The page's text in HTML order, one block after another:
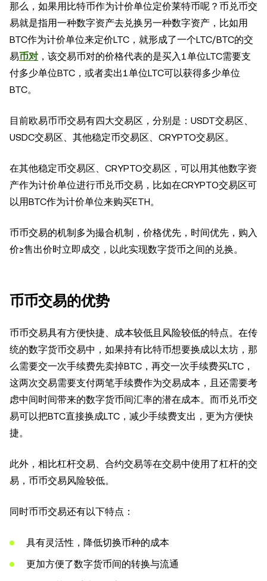
那么，如果用比特币作为计价单位定价莱特币呢？币兑币交
易就是指用一种数字资产去兑换另一种数字资产，比如用
BTC作为计价单位来定价LTC，就形成了一个LTC/BTC的交
易币对 ，该交易币对的价格代表的是买入1单位LTC需要支
付多少单位BTC，或者卖出1单位LTC可以获得多少单位
BTC。
目前欧易币币交易有四大交易区，分别是：USDT交易区、
USDC交易区、其他稳定币交易区、CRYPTO交易区。
在其他稳定币交易区、CRYPTO交易区，可以用其他数字资
产作为计价单位进行币兑币交易，比如在CRYPTO交易区可
以用BTC作为计价单位来购买ETH。
币币交易的机制多为撮合机制，价格优先，时间优先，购入
价≥售出价时立即成交，以此实现数字货币之间的兑换。
币币交易的优势
币币交易具有方便快捷、成本较低且风险较低的特点。在传
统的数字货币交易中，如果持有比特币想要换成以太坊，那
么需要交一次手续费先卖掉BTC，再交一次手续费买LTC，
这两次交易需要支付两笔手续费作为交易成本，且还需要考
虑中间时间带来的数字货币间汇率的潜在成本。而币兑币交
易可以把BTC直接换成LTC，减少手续费支出，更为方便快
捷。
此外，相比杠杆交易、合约交易等在交易中使用了杠杆的交
易，币币交易风险较低。
同时币币交易还有以下特点：
具有灵活性，降低切换币种的成本
更加方便了数字货币间的转换与流通